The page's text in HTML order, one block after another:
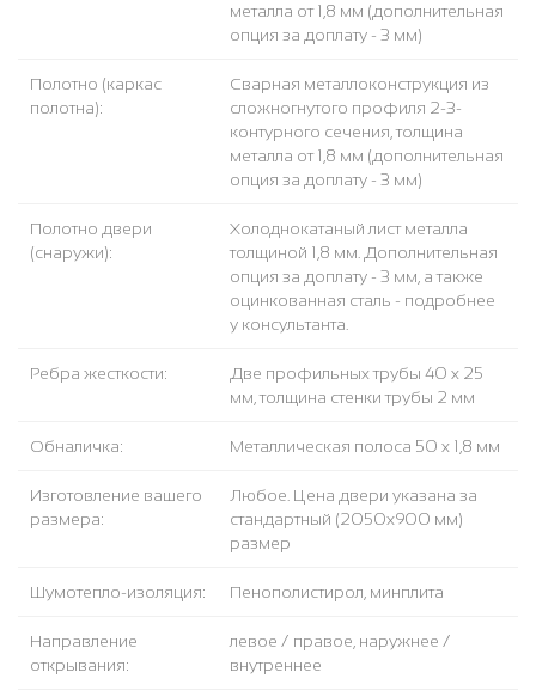
металла от 1,8 мм (дополнительная
опция за доплату - 3 мм)
Полотно (каркас
полотна):
Сварная металлоконструкция из
сложногнутого профиля 2-3-
контурного сечения, толщина
металла от 1,8 мм (дополнительная
опция за доплату - 3 мм)
Полотно двери
(снаружи):
Холоднокатаный лист металла
толщиной 1,8 мм. Дополнительная
опция за доплату - 3 мм, а также
оцинкованная сталь - подробнее
у консультанта.
Ребра жесткости:
Две профильных трубы 40 х 25
мм, толщина стенки трубы 2 мм
Обналичка: Металлическая полоса 50 х 1,8 мм
Изготовление вашего
размера:
Любое. Цена двери указана за
стандартный (2050x900 мм)
размер
Шумотепло-изоляция: Пенополистирол, минплита
Направление
открывания:
левое / правое, наружнее /
внутреннее